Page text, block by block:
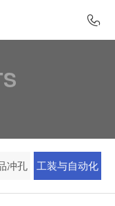
冲孔 工装与自动化